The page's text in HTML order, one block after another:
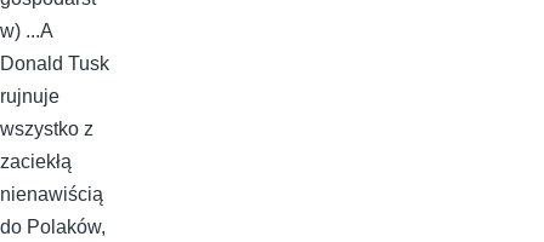
w) ...A
Donald Tusk
rujnuje
wszystko z
zaciekłą
nienawiścią
do Polaków,